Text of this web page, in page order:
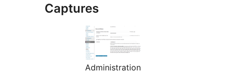
Captures
Administration